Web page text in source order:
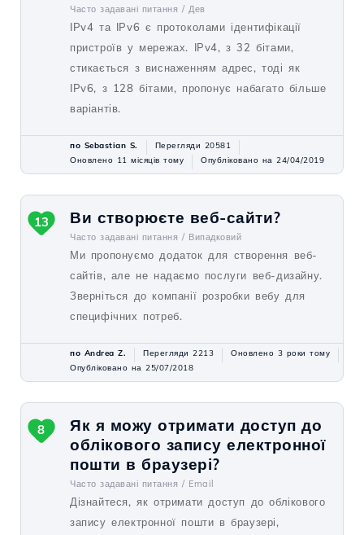
Часто задавані питання / Дев
IPv4 та IPv6 є протоколами ідентифікації
пристроїв у мережах. IPv4, з 32 бітами,
стикається з виснаженням адрес, тоді як
IPv6, з 128 бітами, пропонує набагато більше
варіантів.
по Sebastian S.
Перегляди 20581
Оновлено 11 місяців тому
Опубліковано на 24/04/2019
Ви створюєте веб-сайти?
Часто задавані питання / Випадковий
Ми пропонуємо додаток для створення веб-
сайтів, але не надаємо послуги веб-дизайну.
Зверніться до компанії розробки вебу для
специфічних потреб.
13
по Andrea Z. Перегляди 2213
Оновлено 3 роки тому
Опубліковано на 25/07/2018
Як я можу отримати доступ до
облікового запису електронної
пошти в браузері?
Часто задавані питання / Email
Дізнайтеся, як отримати доступ до облікового
запису електронної пошти в браузері,
8